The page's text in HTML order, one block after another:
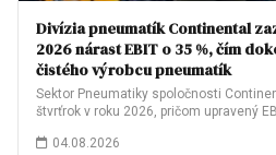
Divízia pneumatík Continental
2026 nárast EBIT o 35 %, čím
čistého výrobcu pneumatík
Sektor Pneumatiky spoločnosti
štvrťrok v roku 2026, pričom upravený
04.08.2026